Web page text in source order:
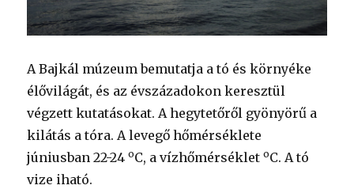
A Bajkál múzeum bemutatja a tó és környéke
élővilágát, és az évszázadokon keresztül
végzett kutatásokat. A hegytetőről gyönyörű a
kilátás a tóra. A levegő hőmérséklete
júniusban 22-24oC, a vízhőmérsékletoC. A tó
vize iható.